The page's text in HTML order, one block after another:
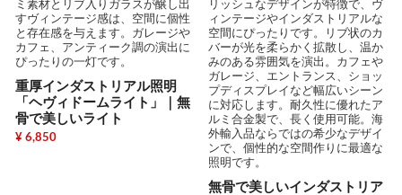
ミ素材とリブ入りガラスが醸し出
すヴィンテージ感は、空間に個性
と存在感を与えます。ガレージや
カフェ、アンティーク調の演出に
ぴったりの一灯です。
重厚インダストリアル照明
「ヘヴィドームライト」｜無
骨で美しいライト
¥ 6,850
リッシュなデザインが特徴で、ヴ
ィンテージやインダストリアルな
空間にぴったりです。リブ状のカ
バーが光を柔らかく拡散し、温か
みのある雰囲気を演出。カフェや
ガレージ、エントランス、ショッ
プディスプレイなど幅広いシーン
に対応します。耐久性に優れたア
ルミ合金製で、長く使用可能。海
外輸入品ならではの希少なデザイ
ンで、個性的な空間作りに最適な
照明です。
無骨で美しいインダストリア